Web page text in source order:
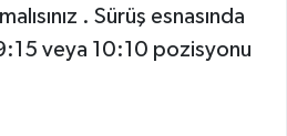
. Sürüş esnasında
veya 10:10 pozisyonu